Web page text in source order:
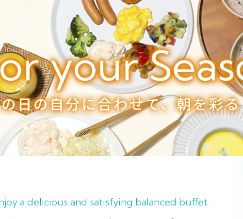
a delicious and satisfying balanced buffet.